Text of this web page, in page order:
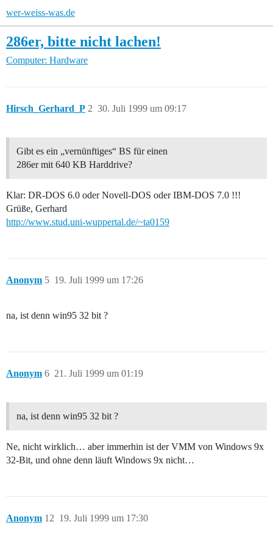
wer-weiss-was.de
286er, bitte nicht lachen!
Computer: Hardware
Hirsch_Gerhard_P 30. Juli 1999 um 09:17
2
Gibt es ein „vernünftiges“ BS für einen
286er mit 640 KB Harddrive?
Klar: DR-DOS 6.0 oder Novell-DOS oder IBM-DOS 7.0 !!!
Grüße, Gerhard
http://www.stud.uni-wuppertal.de/~ta0159
Anonym 19. Juli 1999 um 17:26
5
na, ist denn win95 32 bit ?
Anonym 21. Juli 1999 um 01:19
6
na, ist denn win95 32 bit ?
Ne, nicht wirklich… aber immerhin ist der VMM von Windows 9x
32-Bit, und ohne denn läuft Windows 9x nicht…
Anonym 19. Juli 1999 um 17:30
12